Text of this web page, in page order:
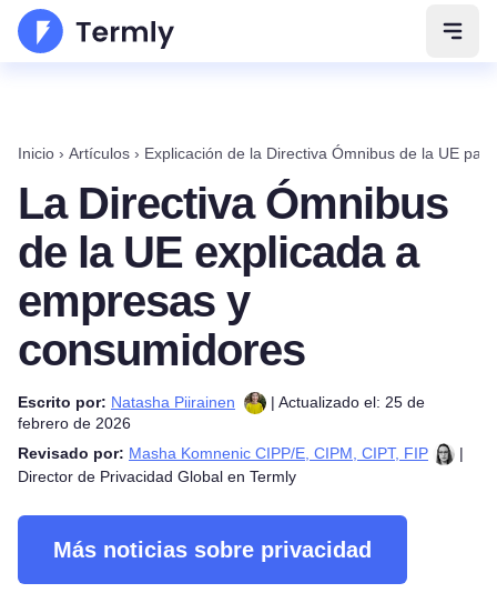
Abrir
Inicio › Artículos › Explicación de la Directiva Ómnibus de la UE
La Directiva Ómnibus
de la UE explicada a
empresas y
consumidores
Escrito por: Natasha Piirainen
| Actualizado el: 25 de
febrero de 2026
Revisado por: Masha Komnenic CIPP/E, CIPM, CIPT, FIP
|
Director de Privacidad Global en Termly
Más noticias sobre privacidad